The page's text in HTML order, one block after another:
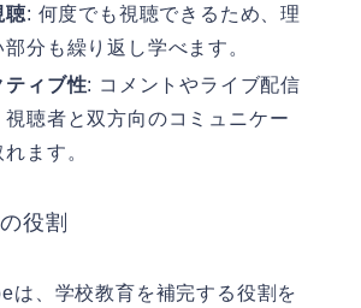
聴: 何度でも視聴できるため、理
分も繰り返し学べます。
ティブ性: コメントやライブ配信
視聴者と双方向のコミュニケー
ます。
役割
は、学校教育を補完する役割を